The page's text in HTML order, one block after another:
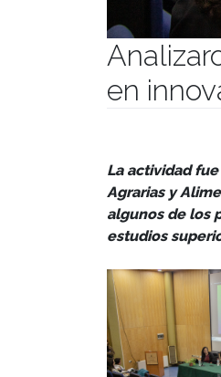
en
La actividad
Agrarias y
algunos de los
estudios